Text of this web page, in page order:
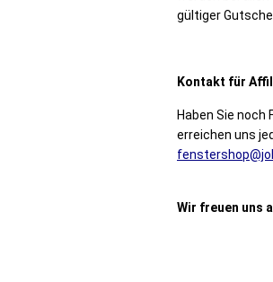
gültiger
Kontakt für
Haben Sie
erreichen uns
Wir freuen uns